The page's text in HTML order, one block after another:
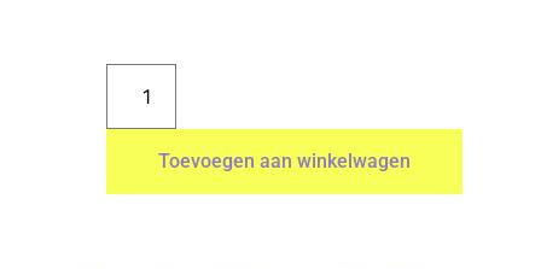
Toevoegen aan winkelwagen